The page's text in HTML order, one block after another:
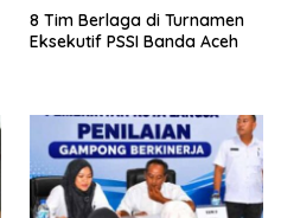
8 Tim Berlaga di Turnamen
Eksekutif PSSI Banda Aceh